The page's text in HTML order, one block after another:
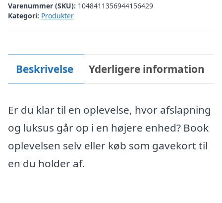
Varenummer (SKU): 1048411356944156429
Kategori: Produkter
Beskrivelse Yderligere information
Er du klar til en oplevelse, hvor afslapning
og luksus går op i en højere enhed? Book
oplevelsen selv eller køb som gavekort til
en du holder af.